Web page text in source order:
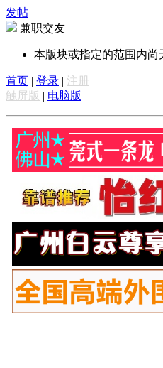
发帖
兼职交友
本版块或指定的范围内尚
首页 | 登录 | 注册
触屏版 | 电脑版